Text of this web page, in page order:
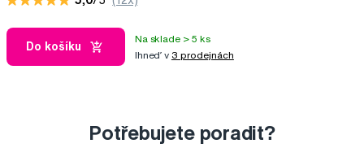
Do košíku
Na sklade > 5 ks
Ihneď v 3 prodejnách
Potřebujete poradit?